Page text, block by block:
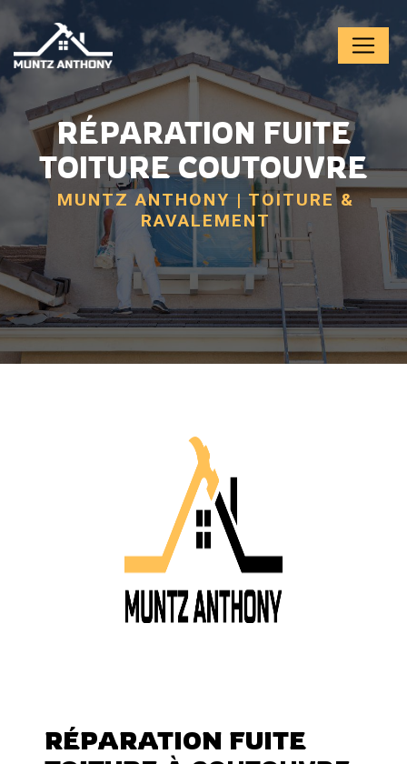
RÉPARATION FUITE
TOITURE COUTOUVRE
MUNTZ ANTHONY | TOITURE &
RAVALEMENT
RÉPARATION FUITE
Panneau de gestion des cookies